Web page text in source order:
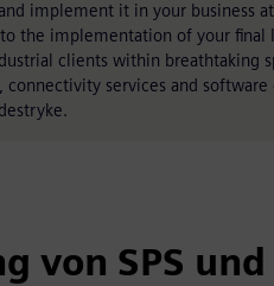
implement it in your business
the implementation of your final
clients within breathtaking
services and
von SPS und